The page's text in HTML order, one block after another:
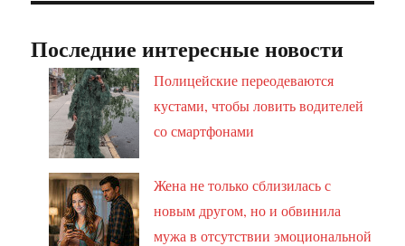
Последние интересные новости
Полицейские переодеваются
кустами, чтобы ловить водителей
со смартфонами
Жена не только сблизилась с
новым другом, но и обвинила
мужа в отсутствии эмоциональной